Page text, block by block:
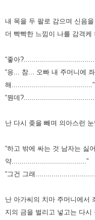
내 목을 두 팔로 감으며 신음을
더 빡빡한 느낌이 나를 감격케
“좋아
“응... 참... 오빠 내 주머니에
해........................................”
“뭔데
난 다시 좆을 빼며 의아스런
“하고 밖에 싸는 것 남자는 싫
약.....................................”
“그건 그래
난 아가씨의 치마 주머니에서
지의 금을 벌리고 넣고는 다시